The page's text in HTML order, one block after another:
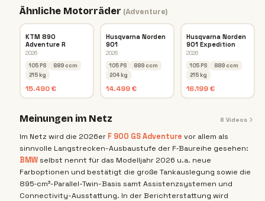
Ähnliche Motorräder (Adventure)
KTM 890
Adventure R
2026
105 PS
889 ccm
215 kg
15.490 €
Husqvarna Norden
901
2026
105 PS
889 ccm
204 kg
14.499 €
Husqvarna Norden
901 Expedition
2026
105 PS
889 ccm
215 kg
16.199 €
Meinungen im Netz 8 Videos
Im Netz wird die 2026er F 900 GS Adventure vor allem als
sinnvolle Langstrecken-Ausbaustufe der F‑Baureihe gesehen:
BMW selbst nennt für das Modelljahr 2026 u.a. neue
Farboptionen und bestätigt die große Tankauslegung sowie die
895‑cm³-Parallel-Twin-Basis samt Assistenzsystemen und
Connectivity-Ausstattung. In der Berichterstattung wird